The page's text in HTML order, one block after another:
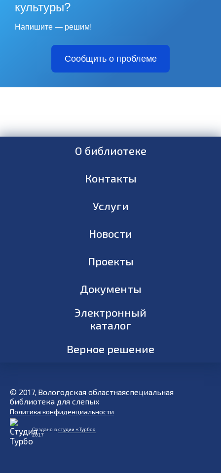
культуры?
Напишите — решим!
Сообщить о проблеме
О библиотеке
Контакты
Услуги
Новости
Проекты
Документы
Электронный
каталог
Верное решение
© 2017, Вологодская областнаяспециальная
библиотека для слепых
Политика конфиденциальности
Создано в студии «Турбо»
2017